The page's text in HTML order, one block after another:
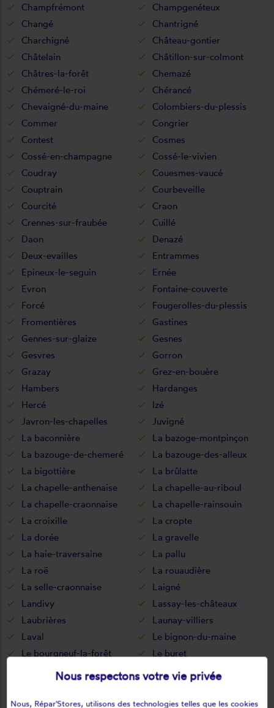
Champfrémont
Champgenéteux
Changé
Chantrigné
Charchigné
Château-gontier
Châtelain
Châtillon-sur-colmont
Châtres-la-forêt
Chemazé
Chémeré-le-roi
Chérancé
Chevaigné-du-maine
Colombiers-du-plessis
Commer
Congrier
Contest
Cosmes
Cossé-en-champagne
Cossé-le-vivien
Coudray
Couesmes-vaucé
Couptrain
Courbeveille
Courcité
Craon
Crennes-sur-fraubée
Cuillé
Daon
Denazé
Deux-evailles
Entrammes
Epineux-le-seguin
Ernée
Evron
Fontaine-couverte
Forcé
Fougerolles-du-plessis
Fromentières
Gastines
Gennes-sur-glaize
Gesnes
Gesvres
Gorron
Grazay
Grez-en-bouère
Hambers
Hardanges
Hercé
Izé
Javron-les-chapelles
Juvigné
La baconnière
La bazoge-montpinçon
La bazouge-de-chemeré
La bazouge-des-alleux
La bigottière
La brûlatte
La chapelle-anthenaise
La chapelle-au-riboul
La chapelle-craonnaise
La chapelle-rainsouin
La croixille
La cropte
La dorée
La gravelle
La haie-traversaine
La pallu
La roë
La rouaudière
La selle-craonnaise
Laigné
Landivy
Lassay-les-châteaux
Laubrières
Launay-villiers
Laval
Le bignon-du-maine
Le bourgneuf-la-forêt
Le buret
Le genest-saint-isle
Le horps
Le housseau-brétignolles
Le ribay
Lesbois
Nous respectons votre vie privée
Nous, Répar'Stores, utilisons des technologies telles que les cookies